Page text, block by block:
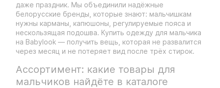
даже праздник. Мы объединили надёжные
белорусские бренды, которые знают: мальчишкам
нужны карманы, капюшоны, регулируемые пояса и
нескользящая подошва. Купить одежду для мальчика
на Babylook — получить вещь, которая не развалится
через месяц и не потеряет вид после трёх стирок.
Ассортимент: какие товары для
мальчиков найдёте в каталоге